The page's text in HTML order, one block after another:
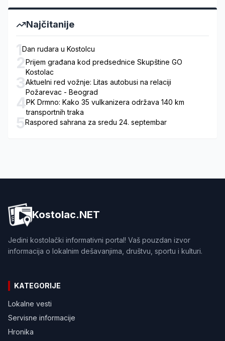
Najčitanije
1Dan rudara u Kostolcu
2Prijem građana kod predsednice Skupštine GO
Kostolac
3Aktuelni red vožnje: Litas autobusi na relaciji
Požarevac - Beograd
4PK Drmno: Kako 35 vulkanizera održava 140 km
transportnih traka
5Raspored sahrana za sredu 24. septembar
Kostolac.NET
Jedini kostolački informativni portal! Vaš pouzdan izvor
informacija o lokalnim dešavanjima, društvu, sportu i kulturi.
KATEGORIJE
Lokalne vesti
Servisne informacije
Hronika